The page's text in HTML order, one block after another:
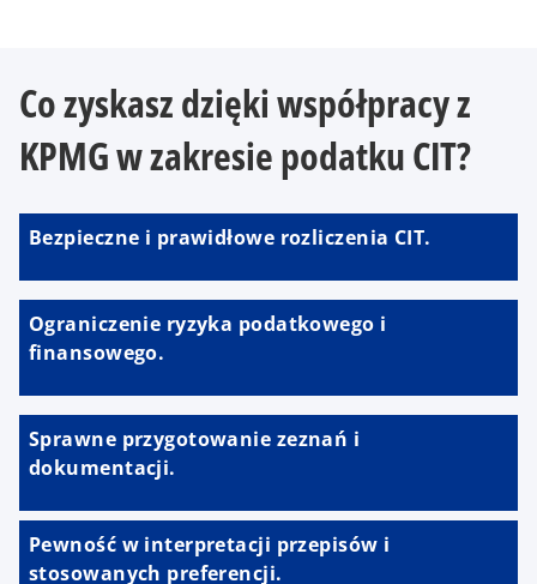
Co zyskasz dzięki współpracy z
KPMG w zakresie podatku CIT?
Bezpieczne i prawidłowe rozliczenia CIT.
Ograniczenie ryzyka podatkowego i
finansowego.
Sprawne przygotowanie zeznań i
dokumentacji.
Pewność w interpretacji przepisów i
stosowanych preferencji.